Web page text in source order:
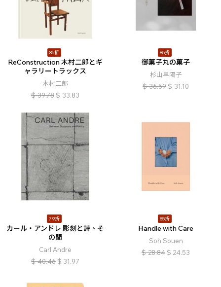
85折
ReConstruction 木村二郎とギ
ャラリートラックス
木村二郎
$ 39.78 $ 33.83
85折
御菓子丸の菓子
杉山早陽子
$ 36.59 $ 31.10
79折
カール・アンドレ 彫刻と詩、そ
の間
Carl Andre
$ 40.46 $ 31.97
85折
Handle with Care
Soh Souen
$ 28.84 $ 24.53